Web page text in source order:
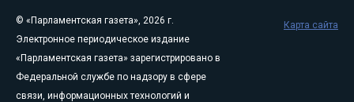
© «Парламентская газета», 2026 г.
Электронное периодическое издание
«Парламентская газета» зарегистрировано в
Федеральной службе по надзору в сфере
связи, информационных технологий и
Карта сайта